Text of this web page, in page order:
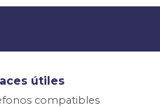
útiles
compatibles